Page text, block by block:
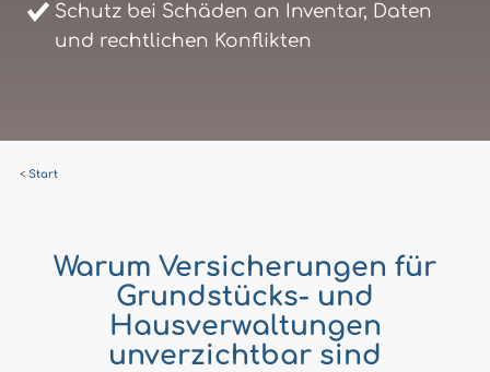
Schutz bei Schäden an Inventar, Daten
und rechtlichen Konflikten
Start
Warum Versicherungen für
Grundstücks- und
Hausverwaltungen
unverzichtbar sind